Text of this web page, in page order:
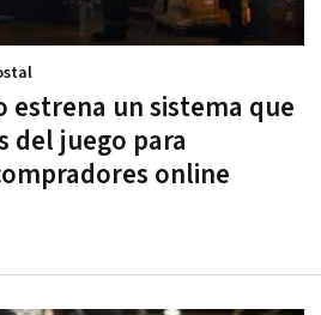
estrena un sistema que
del juego para
online